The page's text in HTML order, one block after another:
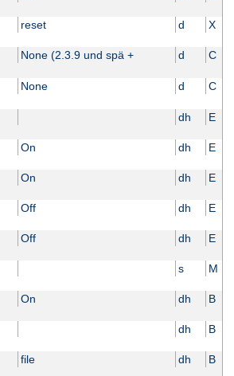
reset d X
None (2.3.9 und spä + d C
None d C
dh E
On dh E
On dh E
Off dh E
Off dh E
s M
On dh B
dh B
file dh B